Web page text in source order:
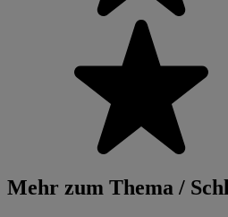
Mehr zum Thema /